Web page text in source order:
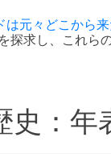
は元々どこから
探求し、これら
史：年